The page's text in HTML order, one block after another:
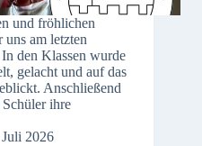
und fröhlichen
uns am letzten
den Klassen wurde
gelacht und auf das
Anschließend
ihre
Juli 2026